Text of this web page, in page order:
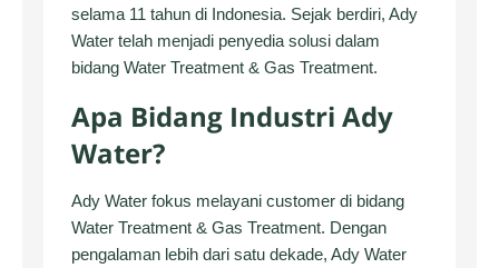
selama 11 tahun di Indonesia. Sejak berdiri, Ady
Water telah menjadi penyedia solusi dalam
bidang Water Treatment & Gas Treatment.
Apa Bidang Industri Ady
Water?
Ady Water fokus melayani customer di bidang
Water Treatment & Gas Treatment. Dengan
pengalaman lebih dari satu dekade, Ady Water